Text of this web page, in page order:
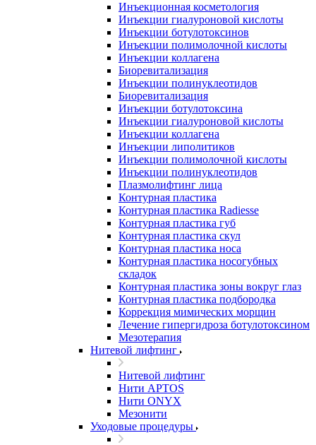
Инъекционная косметология
Инъекции гиалуроновой кислоты
Инъекции ботулотоксинов
Инъекции полимолочной кислоты
Инъекции коллагена
Биоревитализация
Инъекции полинуклеотидов
Биоревитализация
Инъекции ботулотоксина
Инъекции гиалуроновой кислоты
Инъекции коллагена
Инъекции липолитиков
Инъекции полимолочной кислоты
Инъекции полинуклеотидов
Плазмолифтинг лица
Контурная пластика
Контурная пластика Radiesse
Контурная пластика губ
Контурная пластика скул
Контурная пластика носа
Контурная пластика носогубных
складок
Контурная пластика зоны вокруг глаз
Контурная пластика подбородка
Коррекция мимических морщин
Лечение гипергидроза ботулотоксином
Мезотерапия
Нитевой лифтинг
Нитевой лифтинг
Нити APTOS
Нити ONYX
Мезонити
Уходовые процедуры